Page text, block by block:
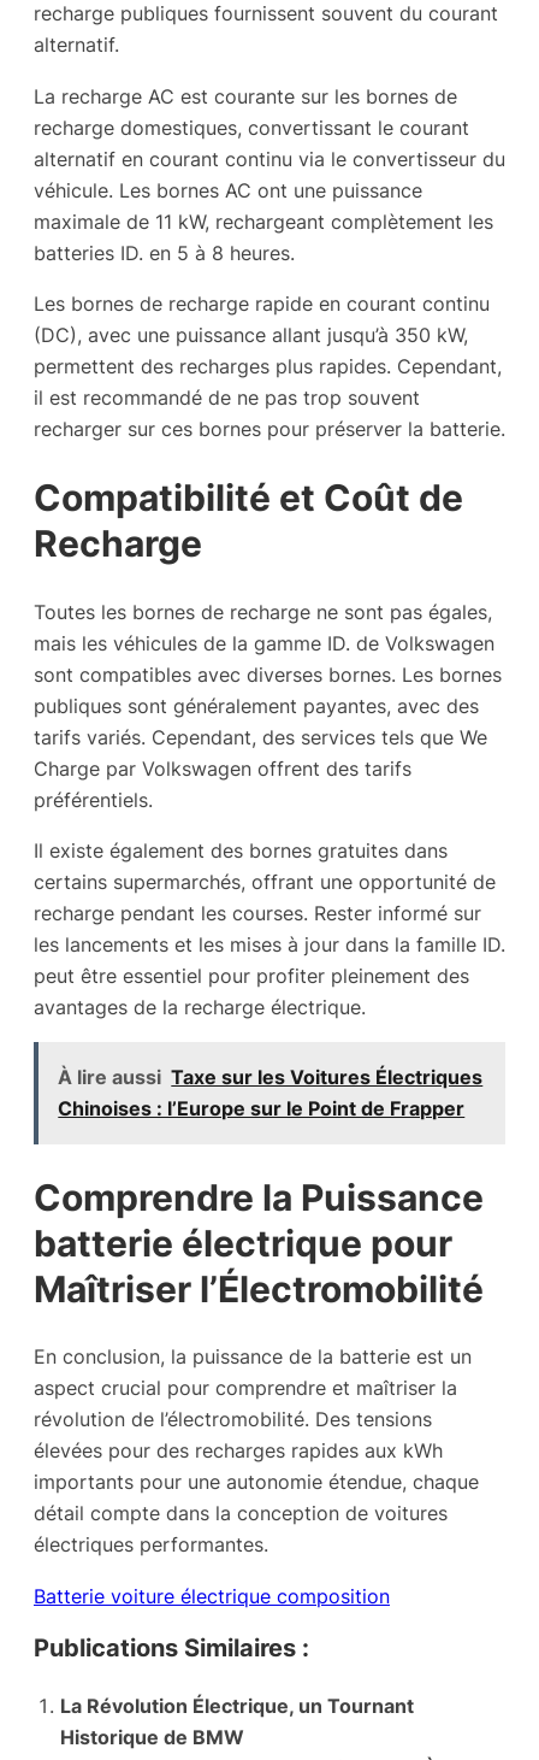
recharge publiques fournissent souvent du courant
alternatif.
La recharge AC est courante sur les bornes de
recharge domestiques, convertissant le courant
alternatif en courant continu via le convertisseur du
véhicule. Les bornes AC ont une puissance
maximale de 11 kW, rechargeant complètement les
batteries ID. en 5 à 8 heures.
Les bornes de recharge rapide en courant continu
(DC), avec une puissance allant jusqu’à 350 kW,
permettent des recharges plus rapides. Cependant,
il est recommandé de ne pas trop souvent
recharger sur ces bornes pour préserver la batterie.
Compatibilité et Coût de
Recharge
Toutes les bornes de recharge ne sont pas égales,
mais les véhicules de la gamme ID. de Volkswagen
sont compatibles avec diverses bornes. Les bornes
publiques sont généralement payantes, avec des
tarifs variés. Cependant, des services tels que We
Charge par Volkswagen offrent des tarifs
préférentiels.
Il existe également des bornes gratuites dans
certains supermarchés, offrant une opportunité de
recharge pendant les courses. Rester informé sur
les lancements et les mises à jour dans la famille ID.
peut être essentiel pour profiter pleinement des
avantages de la recharge électrique.
À lire aussi Taxe sur les Voitures Électriques
Chinoises : l’Europe sur le Point de Frapper
Comprendre la Puissance
batterie électrique pour
Maîtriser l’Électromobilité
En conclusion, la puissance de la batterie est un
aspect crucial pour comprendre et maîtriser la
révolution de l’électromobilité. Des tensions
élevées pour des recharges rapides aux kWh
importants pour une autonomie étendue, chaque
détail compte dans la conception de voitures
électriques performantes.
Batterie voiture électrique composition
Publications Similaires :
La Révolution Électrique, un Tournant
Historique de BMW